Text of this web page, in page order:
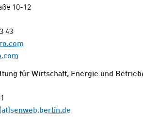
10-12
43
für Wirtschaft, Energie und